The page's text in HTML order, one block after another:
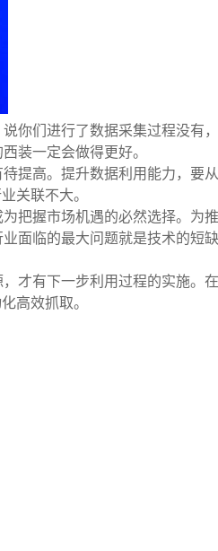
你们进行了数据采集过程没有
装一定会做得更好。
提高。提升数据利用能力，要
关联不大。
把握市场机遇的必然选择。为
面临的最大问题就是技术的短
才有下一步利用过程的实施。
高效抓取。